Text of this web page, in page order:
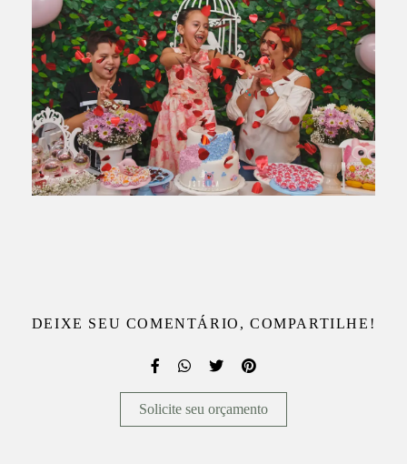
DEIXE SEU COMENTÁRIO, COMPARTILHE!
Solicite seu orçamento